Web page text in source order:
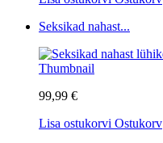
Seksikad nahast...
99,99 €
Lisa ostukorvi Ostukorv